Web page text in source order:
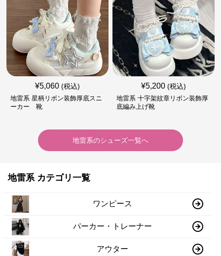
¥5,060 (税込)
地雷系 星柄リボン装飾厚底スニ
ーカー 靴
¥5,200 (税込)
地雷系 十字架紋章リボン装飾厚
底編み上げ靴
地雷系のシューズ一覧へ
地雷系 カテゴリ一覧
ワンピース
パーカー・トレーナー
アウター